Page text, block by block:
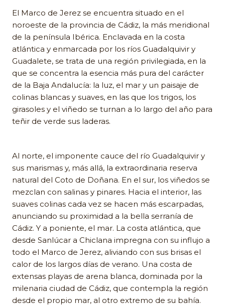
El Marco de Jerez se encuentra situado en el
noroeste de la provincia de Cádiz, la más meridional
de la península Ibérica. Enclavada en la costa
atlántica y enmarcada por los ríos Guadalquivir y
Guadalete, se trata de una región privilegiada, en la
que se concentra la esencia más pura del carácter
de la Baja Andalucía: la luz, el mar y un paisaje de
colinas blancas y suaves, en las que los trigos, los
girasoles y el viñedo se turnan a lo largo del año para
teñir de verde sus laderas.
Al norte, el imponente cauce del río Guadalquivir y
sus marismas y, más allá, la extraordinaria reserva
natural del Coto de Doñana. En el sur, los viñedos se
mezclan con salinas y pinares. Hacia el interior, las
suaves colinas cada vez se hacen más escarpadas,
anunciando su proximidad a la bella serranía de
Cádiz. Y a poniente, el mar. La costa atlántica, que
desde Sanlúcar a Chiclana impregna con su influjo a
todo el Marco de Jerez, aliviando con sus brisas el
calor de los largos días de verano. Una costa de
extensas playas de arena blanca, dominada por la
milenaria ciudad de Cádiz, que contempla la región
desde el propio mar, al otro extremo de su bahía.